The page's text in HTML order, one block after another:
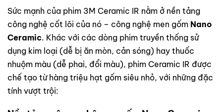
Sức mạnh của phim 3M Ceramic IR nằm ở nền tảng
công nghệ cốt lõi của nó – công nghệ men gốm Nano
Ceramic. Khác với các dòng phim truyền thống sử
dụng kim loại (dễ bị ăn mòn, cản sóng) hay thuốc
nhuộm màu (dễ phai, đổi màu), phim Ceramic IR được
chế tạo từ hàng triệu hạt gốm siêu nhỏ, với những đặc
tính vượt trội: